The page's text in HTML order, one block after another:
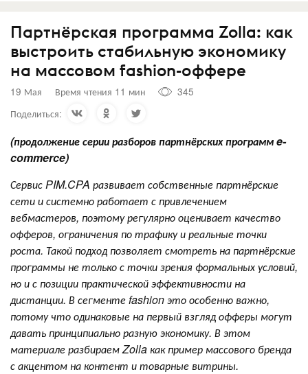
Партнёрская программа Zolla: как
выстроить стабильную экономику
на массовом fashion-оффере
19 Мая Время чтения 11 мин
345
Поделиться:
(продолжение серии разборов партнёрских программ e-
commerce)
Сервис PIM.CPA развивает собственные партнёрские
сети и системно работает с привлечением
вебмастеров, поэтому регулярно оценивает качество
офферов, ограничения по трафику и реальные точки
роста. Такой подход позволяет смотреть на партнёрские
программы не только с точки зрения формальных условий,
но и с позиции практической эффективности на
дистанции. В сегменте fashion это особенно важно,
потому что одинаковые на первый взгляд офферы могут
давать принципиально разную экономику. В этом
материале разбираем Zolla как пример массового бренда
с акцентом на контент и товарные витрины.